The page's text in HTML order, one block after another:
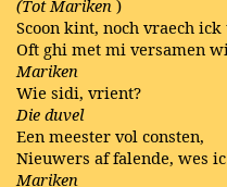
(Tot Mariken )
Scoon kint, noch vraech ick
Oft ghi met mi versamen
Mariken
Wie sidi, vrient?
Die duvel
Een meester vol consten,
Nieuwers af falende, wes
Mariken